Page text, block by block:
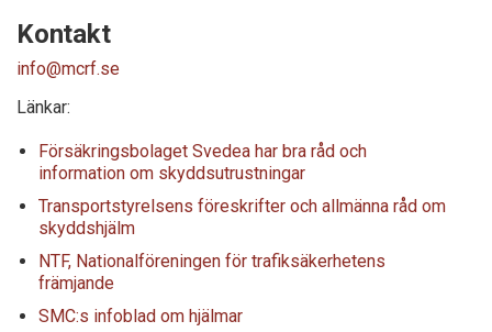
Kontakt
info@mcrf.se
Länkar:
Försäkringsbolaget Svedea har bra råd och
information om skyddsutrustningar
Transportstyrelsens föreskrifter och allmänna råd om
skyddshjälm
NTF, Nationalföreningen för trafiksäkerhetens
främjande
SMC:s infoblad om hjälmar